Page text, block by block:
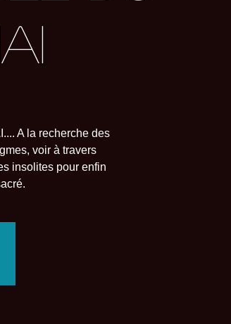
A la recherche des
voir à travers
insolites pour enfin